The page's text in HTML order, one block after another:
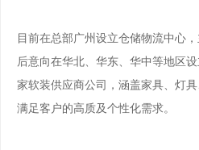
目前在总部广州设立仓储物流中心
后意向在华北、华东、华中等地区
家软装供应商公司，涵盖家具、灯
满足客户的高质及个性化需求。